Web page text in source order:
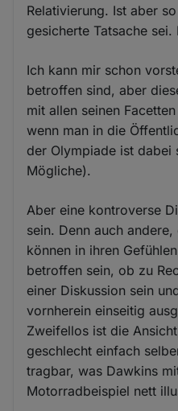
Relativierung. Ist aber
gesicherte Tatsache sei.
Ich kann mir schon
betroffen sind, aber
mit allen seinen
wenn man in die
der Olympiade ist dabei
Mögliche).
Aber eine kontroverse
sein. Denn auch
können in ihren
betroffen sein, ob zu
einer Diskussion sein
vornherein einseitig
Zweifellos ist die
geschlecht einfach
tragbar, was Dawkins
Motorradbeispiel nett